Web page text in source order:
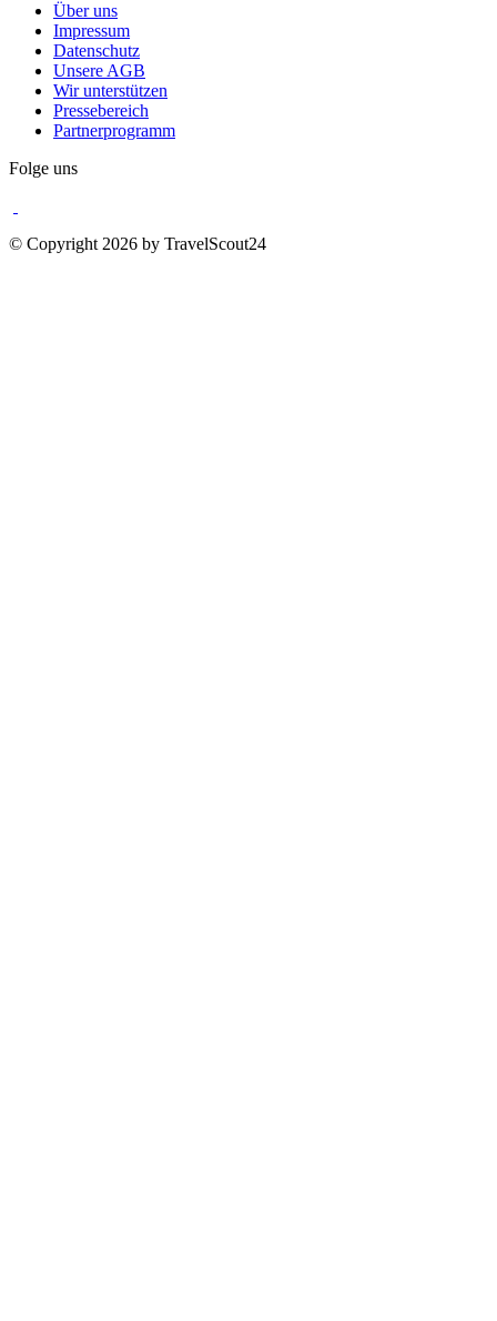
Über uns
Impressum
Datenschutz
Unsere AGB
Wir unterstützen
Pressebereich
Partnerprogramm
Folge uns
© Copyright 2026 by TravelScout24